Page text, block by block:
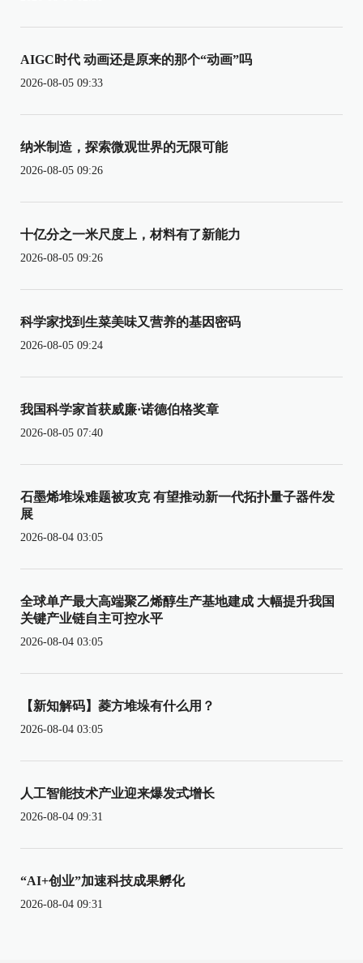
AIGC时代 动画还是原来的那个“动画”吗
2026-08-05 09:33
纳米制造，探索微观世界的无限可能
2026-08-05 09:26
十亿分之一米尺度上，材料有了新能力
2026-08-05 09:26
科学家找到生菜美味又营养的基因密码
2026-08-05 09:24
我国科学家首获威廉·诺德伯格奖章
2026-08-05 07:40
石墨烯堆垛难题被攻克 有望推动新一代拓扑量子器件发
展
2026-08-04 03:05
全球单产最大高端聚乙烯醇生产基地建成 大幅提升我国
关键产业链自主可控水平
2026-08-04 03:05
【新知解码】菱方堆垛有什么用？
2026-08-04 03:05
人工智能技术产业迎来爆发式增长
2026-08-04 09:31
“AI+创业”加速科技成果孵化
2026-08-04 09:31